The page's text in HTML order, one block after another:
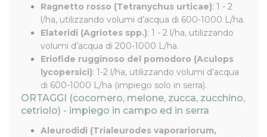
Ragnetto rosso (Tetranychus urticae): 1 - 2
l/ha, utilizzando volumi d’acqua di 600-1000 L/ha.
Elateridi (Agriotes spp.): 1 - 2 l/ha, utilizzando
volumi d’acqua di 200-1000 L/ha.
Eriofide rugginoso del pomodoro (Aculops
lycopersici): 1-2 l/ha, utilizzando volumi d’acqua
di 600-1000 L/ha (impiego solo in serra).
ORTAGGI (cocomero, melone, zucca, zucchino,
cetriolo) - impiego in campo ed in serra
Aleurodidi (Trialeurodes vaporariorum,